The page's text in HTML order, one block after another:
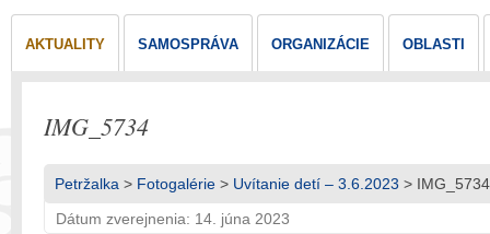
AKTUALITY SAMOSPRÁVA ORGANIZÁCIE OBLASTI
IMG_5734
Petržalka > Fotogalérie > Uvítanie detí – 3.6.2023 > IMG_5734
Dátum zverejnenia: 14. júna 2023